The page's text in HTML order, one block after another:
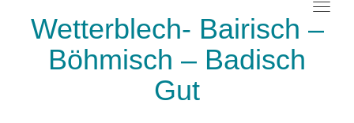
Wetterblech- Bairisch –
Böhmisch – Badisch
Gut